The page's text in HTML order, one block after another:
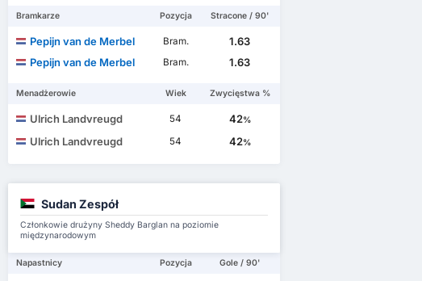
Bramkarze Pozycja Stracone / 90'
Pepijn van de Merbel Bram.
1.63
Pepijn van de Merbel
Bram. 1.63
Menadżerowie Wiek Zwycięstwa %
Ulrich Landvreugd 54 42%
Ulrich Landvreugd 54 42%
Sudan Zespół
Członkowie drużyny Sheddy Barglan na poziomie
międzynarodowym
Napastnicy Pozycja Gole / 90'